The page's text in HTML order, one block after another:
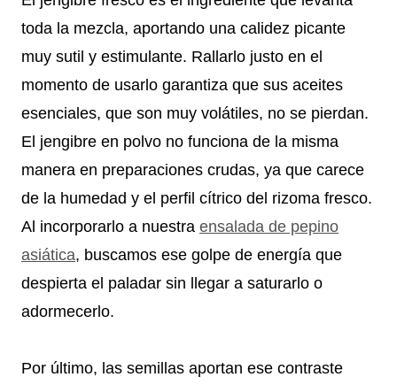
toda la mezcla, aportando una calidez picante
muy sutil y estimulante. Rallarlo justo en el
momento de usarlo garantiza que sus aceites
esenciales, que son muy volátiles, no se pierdan.
El jengibre en polvo no funciona de la misma
manera en preparaciones crudas, ya que carece
de la humedad y el perfil cítrico del rizoma fresco.
Al incorporarlo a nuestra ensalada de pepino
asiática, buscamos ese golpe de energía que
despierta el paladar sin llegar a saturarlo o
adormecerlo.
Por último, las semillas aportan ese contraste